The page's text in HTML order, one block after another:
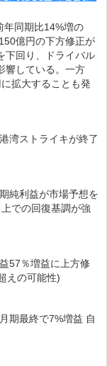
年同期比14%増の
億円の下方修正が
下回り、ドライバル
響している。一方
拡大することも発
湾ストライキが終了
純利益が市場予想を
での回復基調が強
57％増益に上方修
えの可能性)
期最終で7%増益 自